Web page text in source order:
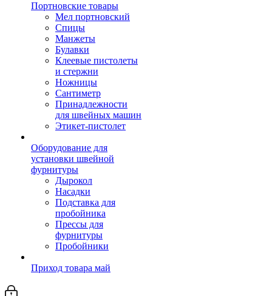
Портновские товары
Мел портновский
Спицы
Манжеты
Булавки
Клеевые пистолеты
и стержни
Ножницы
Сантиметр
Принадлежности
для швейных машин
Этикет-пистолет
Оборудование для
установки швейной
фурнитуры
Дырокол
Насадки
Подставка для
пробойника
Прессы для
фурнитуры
Пробойники
Приход товара май